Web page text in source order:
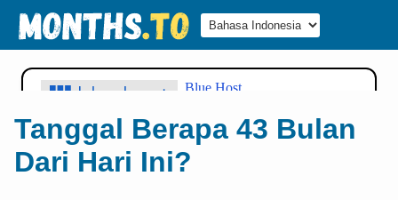
Tanggal Berapa 43 Bulan
Dari Hari Ini?